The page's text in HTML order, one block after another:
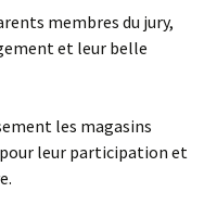
membres du jury,
et leur belle
les magasins
leur participation et